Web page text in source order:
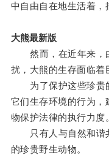
中自由自在地生活着，
大熊最新版
然而，在近年来，
扰，大熊的生存面临着
为了保护这些珍贵
它们生存环境的行为，
物保护法律的执行力度。
只有人与自然和谐
的珍贵野生动物。